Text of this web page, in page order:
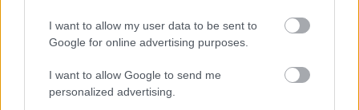
I want to allow my user data to be sent to
Google for online advertising purposes.
I want to allow Google to send me
personalized advertising.
Évfordulók - 2011-es borok a
nappaliban
furmintfan•2021. december 28.